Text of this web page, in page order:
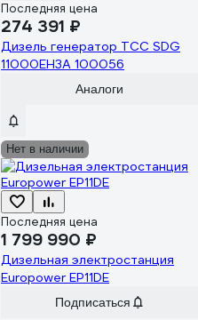
Последняя цена
274 391 ₽
Дизель генератор ТСС SDG
11000EH3A 100056
Аналоги
Нет в наличии
Последняя цена
1 799 990 ₽
Дизельная электростанция
Europower EP11DE
Подписаться